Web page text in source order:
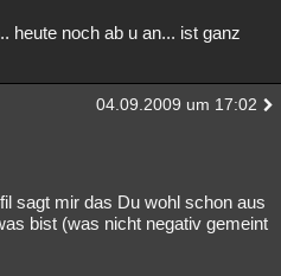
heute noch ab u an... ist ganz
04.09.2009 um 17:02
sagt mir das Du wohl schon aus
bist (was nicht negativ gemeint